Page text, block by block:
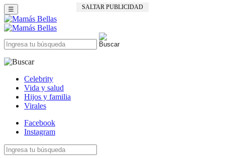
SALTAR PUBLICIDAD
☰
Celebrity
Vida y salud
Hijos y familia
Virales
Facebook
Instagram